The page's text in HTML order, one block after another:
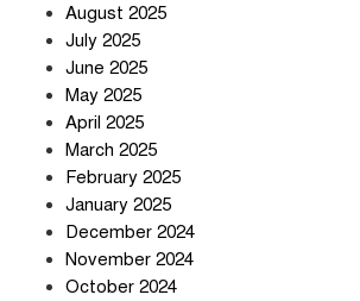
August 2025
July 2025
June 2025
May 2025
April 2025
March 2025
February 2025
January 2025
December 2024
November 2024
October 2024